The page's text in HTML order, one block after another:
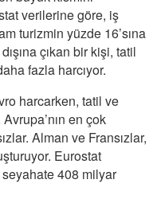
verilerine göre, iş
turizmin yüzde 16’sına
çıkan bir kişi, tatil
fazla harcıyor.
harcarken, tatil ve
en çok
Alman ve Fransızlar,
Eurostat
408 milyar